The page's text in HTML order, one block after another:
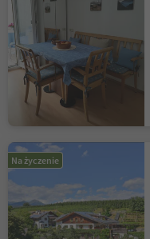
Na życzenie